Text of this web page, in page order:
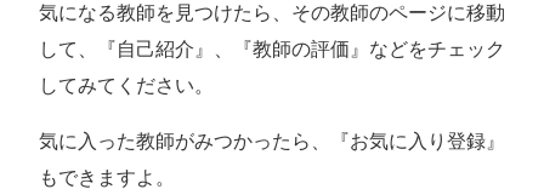
気になる教師を見つけたら、その教師のページに移動
して、『自己紹介』、『教師の評価』などをチェック
してみてください。
気に入った教師がみつかったら、『お気に入り登録』
もできますよ。